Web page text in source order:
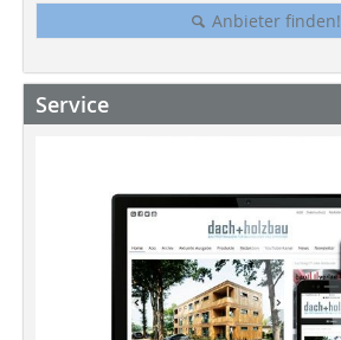
Anbieter finden!
Service